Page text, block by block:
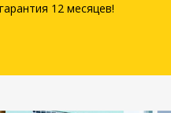
12 месяцев!